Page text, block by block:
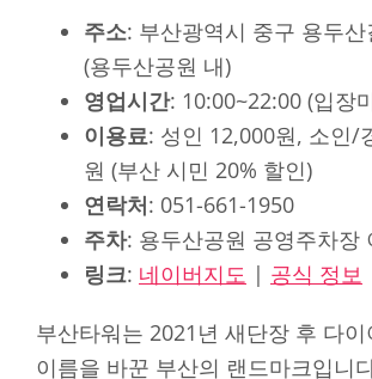
주소: 부산광역시 중구 용두
(용두산공원 내)
영업시간: 10:00~22:00 (입장
이용료: 성인 12,000원, 소인/
원 (부산 시민 20% 할인)
연락처: 051-661-1950
주차: 용두산공원 공영주차장
링크: 네이버지도 | 공식 정보
부산타워는 2021년 새단장 후 다이
이름을 바꾼 부산의 랜드마크입니